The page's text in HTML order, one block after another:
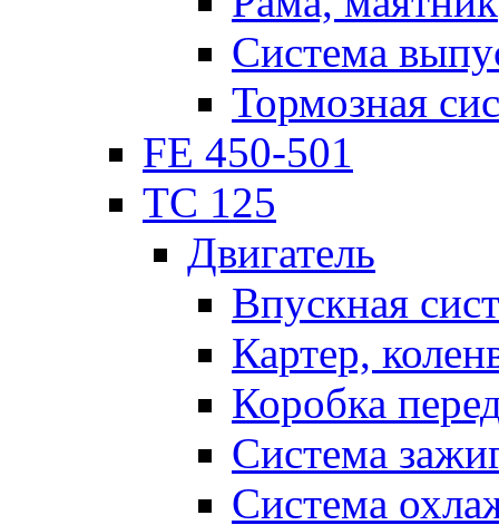
Система
Тормозная
FE 450-501
TC 125
Двигатель
Впускная
Картер,
Коробка
Система
Система